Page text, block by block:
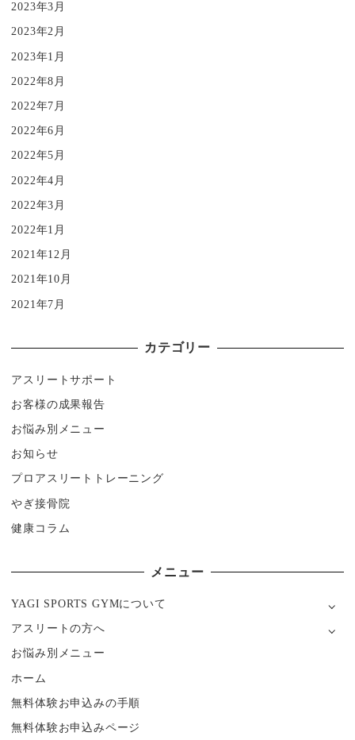
2023年3月
2023年2月
2023年1月
2022年8月
2022年7月
2022年6月
2022年5月
2022年4月
2022年3月
2022年1月
2021年12月
2021年10月
2021年7月
カテゴリー
アスリートサポート
お客様の成果報告
お悩み別メニュー
お知らせ
プロアスリートトレーニング
やぎ接骨院
健康コラム
メニュー
YAGI SPORTS GYMについて
アスリートの方へ
お悩み別メニュー
ホーム
無料体験お申込みの手順
無料体験お申込みページ